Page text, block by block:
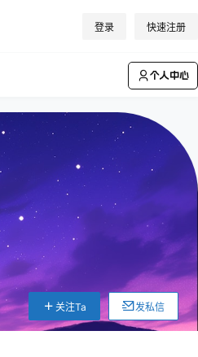
登录 快速注册
个人中心
关注Ta 发私信